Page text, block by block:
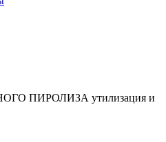
ПИРОЛИЗА утилизация и